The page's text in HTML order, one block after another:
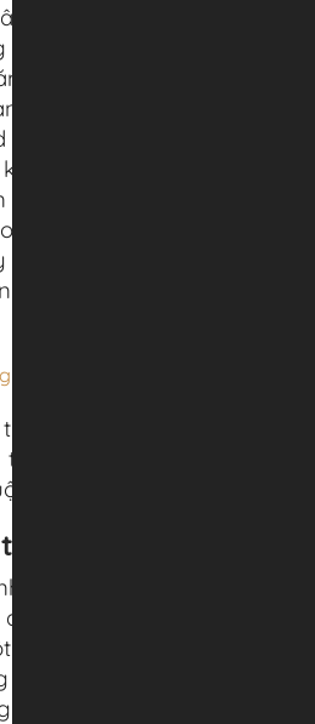
nhưng bông tai tròn hứa
mẫu bông tai được
2022. Nếu thích phong
hay cá tính, năng động,
cùng một mẫu. cái
đeo sẽ tạo cảm giác
nhiều. Vì vậy, đây là sự
cho những cô nàng có
nhiên, nếu bạn có khuôn
thì nên tránh những kiểu
10K này là một trong
đơn giản tại APJ rất
– BTP 91
chiếc lá uốn lượn nhẹ
đáo và ấn tượng cho
điểm nhấn độc đáo phù
cách bạn gái, và là một
trơn đơn giản tại APJ.